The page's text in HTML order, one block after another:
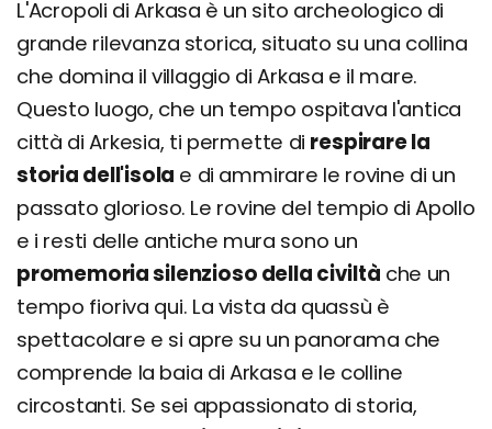
L'Acropoli di Arkasa è un sito archeologico di
grande rilevanza storica, situato su una collina
che domina il villaggio di Arkasa e il mare.
Questo luogo, che un tempo ospitava l'antica
città di Arkesia, ti permette di respirare la
storia dell'isola e di ammirare le rovine di un
passato glorioso. Le rovine del tempio di Apollo
e i resti delle antiche mura sono un
promemoria silenzioso della civiltà che un
tempo fioriva qui. La vista da quassù è
spettacolare e si apre su un panorama che
comprende la baia di Arkasa e le colline
circostanti. Se sei appassionato di storia,